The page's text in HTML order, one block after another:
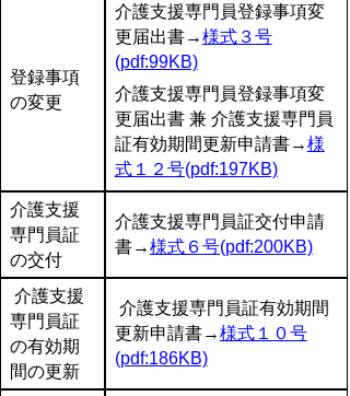
登録事項
の変更
介護支援専門員登録事項変
更届出書→様式３号
(pdf:99KB)
介護支援専門員登録事項変
更届出書 兼 介護支援専門員
証有効期間更新申請書→様
式１２号(pdf:197KB)
介護支援
専門員証
の交付
介護支援専門員証交付申請
書→様式６号(pdf:200KB)
介護支援
専門員証
の有効期
間の更新
介護支援専門員証有効期間
更新申請書→様式１０号
(pdf:186KB)